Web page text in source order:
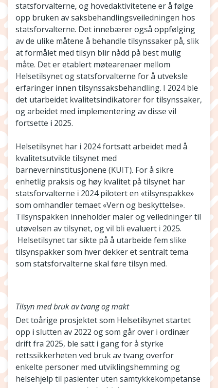
statsforvalterne, og hovedaktivitetene er å følge
opp bruken av saksbehandlingsveiledningen hos
statsforvalterne. Det innebærer også oppfølging
av de ulike måtene å behandle tilsynssaker på, slik
at formålet med tilsyn blir nådd på best mulig
måte. Det er etablert møtearenaer mellom
Helsetilsynet og statsforvalterne for å utveksle
erfaringer innen tilsynssaksbehandling. I 2024 ble
det utarbeidet kvalitetsindikatorer for tilsynssaker,
og arbeidet med implementering av disse vil
fortsette i 2025.
Helsetilsynet har i 2024 fortsatt arbeidet med å
kvalitetsutvikle tilsynet med
barneverninstitusjonene (KUIT). For å sikre
enhetlig praksis og høy kvalitet på tilsynet har
statsforvalterne i 2024 pilotert en «tilsynspakke»
som omhandler temaet «Vern og beskyttelse».
Tilsynspakken inneholder maler og veiledninger til
utøvelsen av tilsynet, og vil bli evaluert i 2025.
Helsetilsynet tar sikte på å utarbeide fem slike
tilsynspakker som hver dekker et sentralt tema
som statsforvalterne skal føre tilsyn med.
Tilsyn med bruk av tvang og makt
Det toårige prosjektet som Helsetilsynet startet
opp i slutten av 2022 og som går over i ordinær
drift fra 2025, ble satt i gang for å styrke
rettssikkerheten ved bruk av tvang overfor
enkelte personer med utviklingshemming og
helsehjelp til pasienter uten samtykkekompetanse